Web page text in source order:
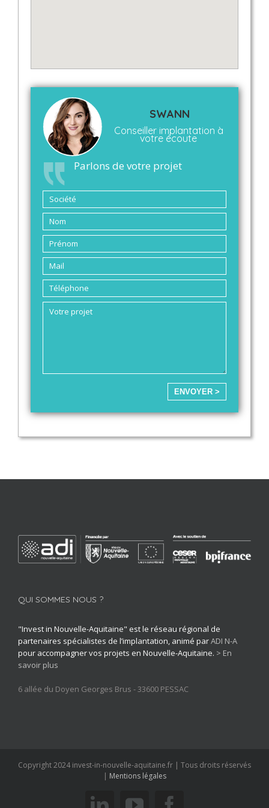
SWANN
Conseiller implantation à
votre écoute
Parlons de votre projet
ENVOYER >
QUI SOMMES NOUS ?
"Invest in Nouvelle-Aquitaine" est le réseau régional de
partenaires spécialistes de l’implantation, animé parADI N-A
pour accompagner vos projets en Nouvelle-Aquitaine. > En
savoir plus
6 allée du Doyen Georges Brus - 33600 PESSAC
Copyright 2024 invest-in-nouvelle-aquitaine.fr | Tous droits réservés
| Mentions légales